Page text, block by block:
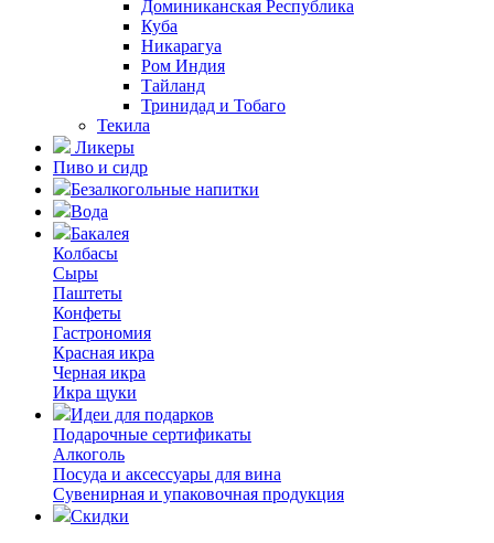
Доминиканская Республика
Куба
Никарагуа
Ром Индия
Тайланд
Тринидад и Тобаго
Текила
Ликеры
Пиво и сидр
Безалкогольные напитки
Вода
Бакалея
Колбасы
Сыры
Паштеты
Конфеты
Гастрономия
Красная икра
Черная икра
Икра щуки
Идеи для подарков
Подарочные сертификаты
Алкоголь
Посуда и аксессуары для вина
Сувенирная и упаковочная продукция
Скидки